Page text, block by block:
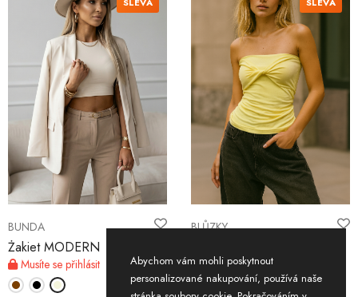
BUNDA
Żakiet MODERN
Musíte se přihlásit
SLEVA
BLŮZKY
Musíte se přihlásit
SLEVA
Abychom vám mohli poskytnout
personalizované nakupování, používá naše